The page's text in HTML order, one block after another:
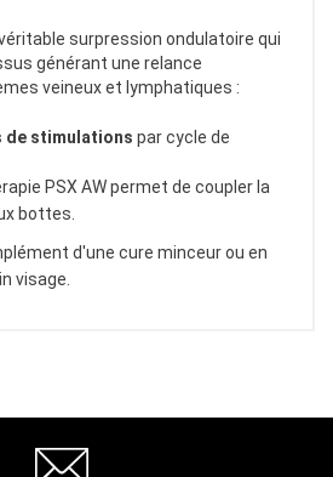
surpression ondulatoire qui
générant une relance
veineux et lymphatiques :
de stimulations par cycle de
PSX AW permet de coupler la
bottes.
d'une cure minceur ou en
visage.